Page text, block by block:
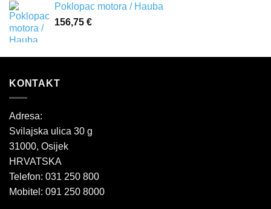
Poklopac motora / Hauba
156,75 €
KONTAKT
Adresa:
Svilajska ulica 30 g
31000, Osijek
HRVATSKA
Telefon: 031 250 800
Mobitel: 091 250 8000